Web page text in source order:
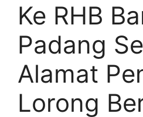
Ke RHB
Padang
Alamat
Lorong